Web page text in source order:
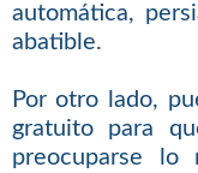
automática,
abatible.
Por otro lado,
gratuito para
preocuparse